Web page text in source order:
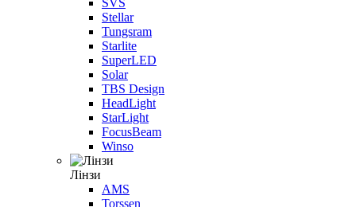
Stellar
Tungsram
Starlite
SuperLED
Solar
TBS Design
HeadLight
StarLight
FocusBeam
Winso
Лінзи
AMS
Torssen